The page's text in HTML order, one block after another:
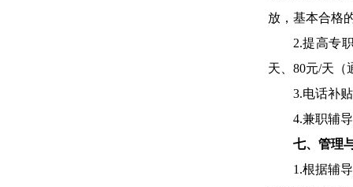
放，基本合格
2.提高专
天、 80元/天（
3.电话补
4.兼职辅
七、管理
1.根据辅